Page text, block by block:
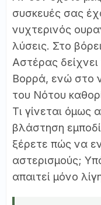
συσκευές σας
νυχτερινός
λύσεις. Στο
Αστέρας
Βορρά, ενώ στο
του Νότου
Τι γίνεται όμως
βλάστηση
ξέρετε πώς να
αστερισμούς;
απαιτεί μόνο